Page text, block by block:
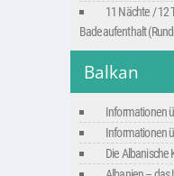
11 Nächte / 12
Badeaufenthalt
Balkan
Informationen
Informationen
Die Albanische